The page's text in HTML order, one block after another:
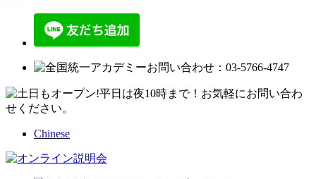
Chinese